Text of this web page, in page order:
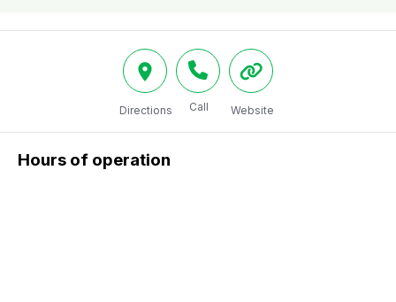
Directions Call Website
Hours of operation